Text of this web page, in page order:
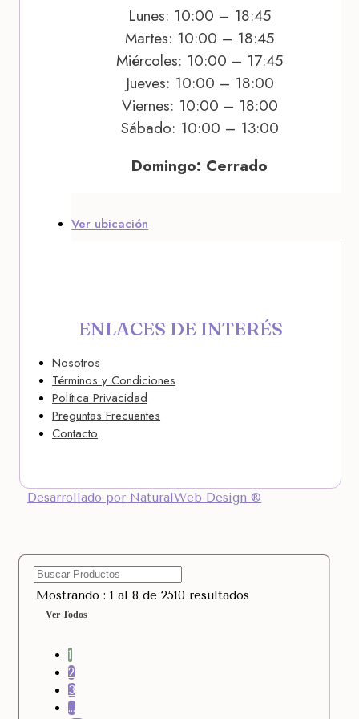
Lunes: 10:00 – 18:45
Martes: 10:00 – 18:45
Miércoles: 10:00 – 17:45
Jueves: 10:00 – 18:00
Viernes: 10:00 – 18:00
Sábado: 10:00 – 13:00
Domingo: Cerrado
Ver ubicación
ENLACES DE INTERÉS
Nosotros
Términos y Condiciones
Política Privacidad
Preguntas Frecuentes
Contacto
Desarrollado por NaturalWeb Design ®
Mostrando : 1 al 8 de 2510 resultados
Ver Todos
1
2
3
…